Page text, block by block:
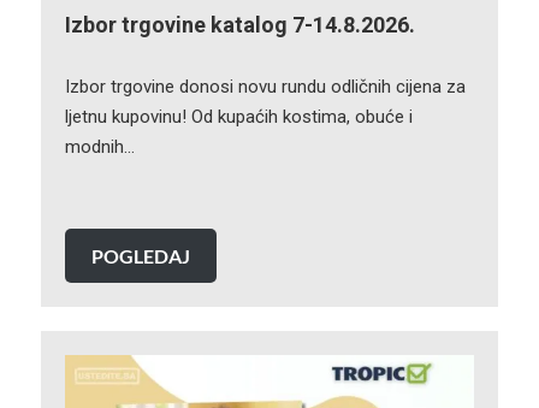
Izbor trgovine katalog 7-14.8.2026.
Izbor trgovine donosi novu rundu odličnih cijena za
ljetnu kupovinu! Od kupaćih kostima, obuće i
modnih…
POGLEDAJ